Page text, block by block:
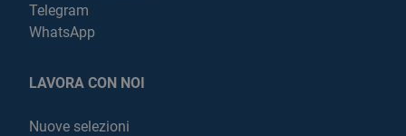
Telegram
WhatsApp
LAVORA CON NOI
Nuove selezioni